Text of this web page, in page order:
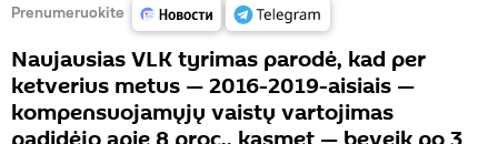
Prenumeruokite
Naujausias VLK tyrimas parodė, kad per
ketverius metus — 2016-2019-aisiais —
kompensuojamųjų vaistų vartojimas